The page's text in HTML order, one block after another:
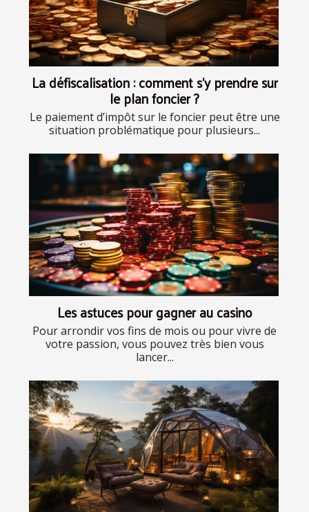
La défiscalisation : comment s'y prendre sur
le plan foncier ?
Le paiement d’impôt sur le foncier peut être une
situation problématique pour plusieurs...
Les astuces pour gagner au casino
Pour arrondir vos fins de mois ou pour vivre de
votre passion, vous pouvez très bien vous
lancer...